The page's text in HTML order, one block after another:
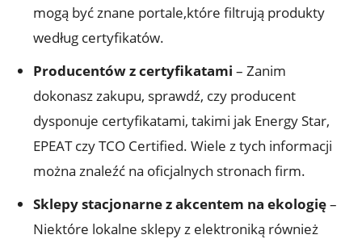
mogą być znane portale,które filtrują produkty
według certyfikatów.
Producentów z certyfikatami – Zanim
dokonasz zakupu, sprawdź, czy producent
dysponuje certyfikatami, takimi jak Energy Star,
EPEAT czy TCO Certified. Wiele z tych informacji
można znaleźć na oficjalnych stronach firm.
Sklepy stacjonarne z akcentem na ekologię–
Niektóre lokalne sklepy z elektroniką również